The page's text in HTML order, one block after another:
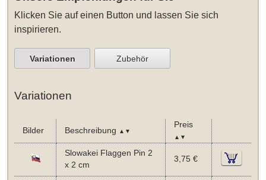
Klicken Sie auf einen Button und lassen Sie sich
inspirieren.
Variationen Zubehör
Variationen
Bilder Beschreibung ▲▼
Preis
▲▼
Slowakei Flaggen Pin 2
x 2 cm
3,75 €